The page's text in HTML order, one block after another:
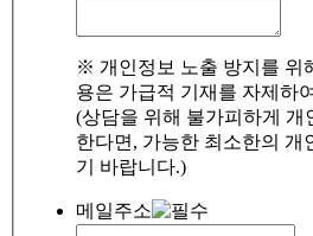
※ 개인정보 노출 방지를 위
용은 가급적 기재를 자제하
(상담을 위해 불가피하게 개
한다면, 가능한 최소한의 개
기 바랍니다.)
메일주소